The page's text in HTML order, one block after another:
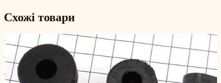
Схожі товари